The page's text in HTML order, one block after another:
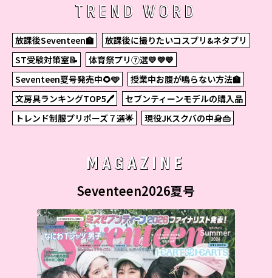
TREND WORD
放課後Seventeen🏫
放課後に撮りたいコスプリ&ネタプリ
ST受験対策室📝
体育祭プリ⑦選💛💜💙
Seventeen夏号発売中🌻🩵
授業中お腹が鳴らない方法🏫
文房具ランキングTOP5🖊
セブンティーンモデルの購入品
トレンド制服プリポーズ７選🌟
現役JKスクバの中身👜
MAGAZINE
Seventeen2026夏号